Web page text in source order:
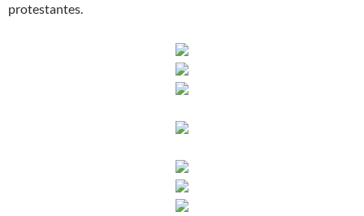
protestantes.